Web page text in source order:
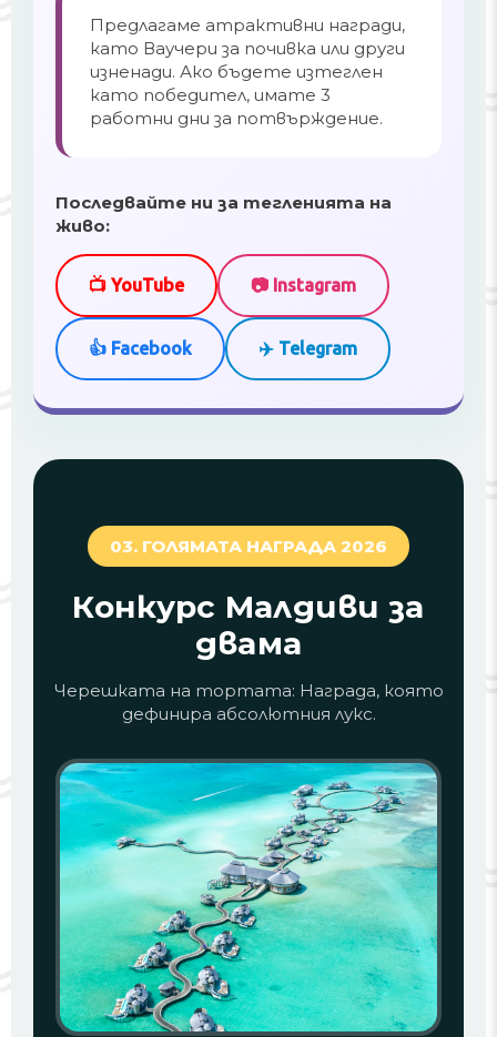
Предлагаме атрактивни награди,
като Ваучери за почивка или други
изненади. Ако бъдете изтеглен
като победител, имате 3
работни дни за потвърждение.
Последвайте ни за тегленията на
живо:
📺 YouTube 📷 Instagram
👍 Facebook ✈️ Telegram
03. ГОЛЯМАТА НАГРАДА 2026
Конкурс Малдиви за
двама
Черешката на тортата: Награда, която
дефинира абсолютния лукс.